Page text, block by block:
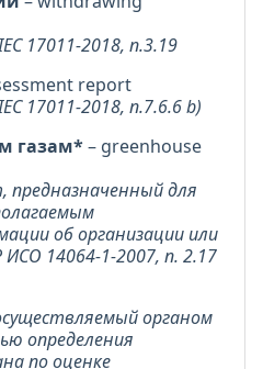
17011-2018, п.3.19
report
17011-2018, п.7.6.6 b)
газам*– greenhouse
предназначенный для
об организации или
14064-1-2007, п. 2.17
органом
определения
по оценке